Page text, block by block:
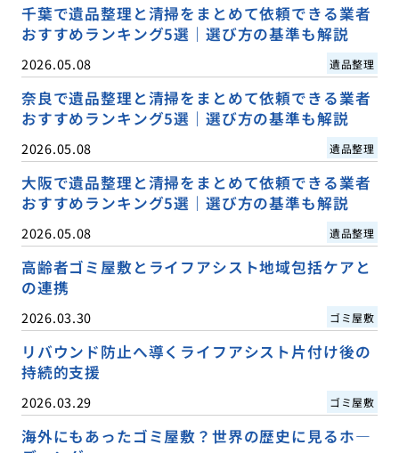
千葉で遺品整理と清掃をまとめて依頼できる業者
おすすめランキング5選｜選び方の基準も解説
2026.05.08 遺品整理
奈良で遺品整理と清掃をまとめて依頼できる業者
おすすめランキング5選｜選び方の基準も解説
2026.05.08 遺品整理
大阪で遺品整理と清掃をまとめて依頼できる業者
おすすめランキング5選｜選び方の基準も解説
2026.05.08 遺品整理
高齢者ゴミ屋敷とライフアシスト地域包括ケアと
の連携
2026.03.30 ゴミ屋敷
リバウンド防止へ導くライフアシスト片付け後の
持続的支援
2026.03.29 ゴミ屋敷
海外にもあったゴミ屋敷？世界の歴史に見るホ―